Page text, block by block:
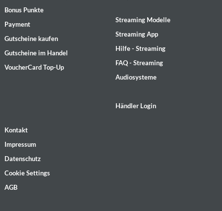
Bonus Punkte
Payment
Gutscheine kaufen
Gutscheine im Handel
VoucherCard Top-Up
Streaming Modelle
Streaming App
Hilfe - Streaming
FAQ - Streaming
Audiosysteme
Händler Login
Kontakt
Impressum
Datenschutz
Cookie Settings
AGB